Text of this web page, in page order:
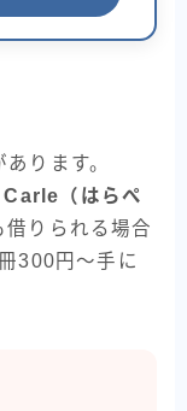
ります。
（はらぺ
借りられる場合
300円〜手に